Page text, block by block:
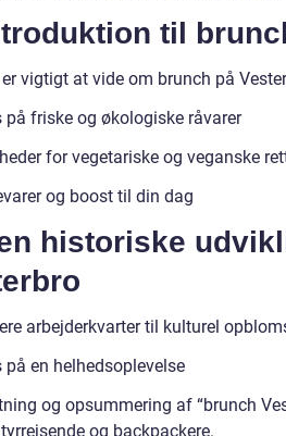
til
vigtigt at vide om brunch på
på friske og økologiske råvarer
for vegetariske og veganske
og boost til din dag
historiske
arbejderkvarter til kulturel
på en helhedsoplevelse
og opsummering af “brunch
og backpackere.